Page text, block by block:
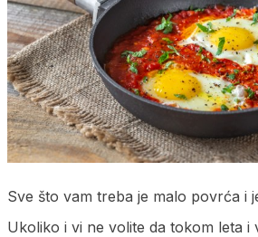
Sve što vam treba je malo povrća i
Ukoliko i vi ne volite da tokom leta i